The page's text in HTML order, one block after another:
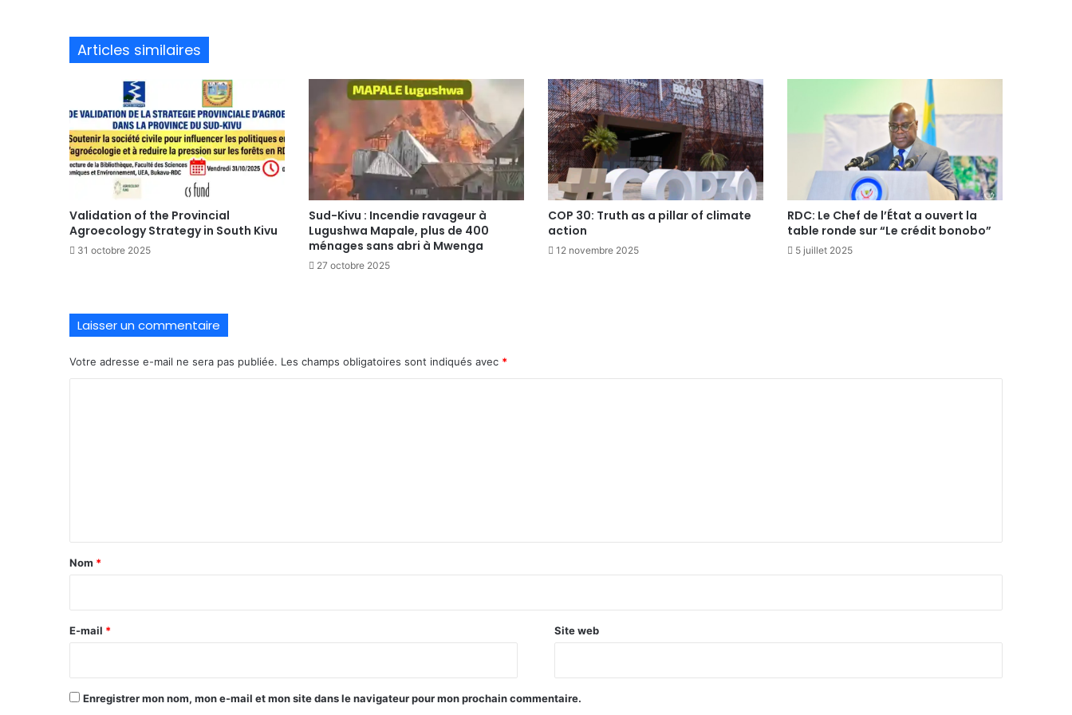
Articles similaires
Validation of the Provincial
Agroecology Strategy in South Kivu
31 octobre 2025
Sud-Kivu : Incendie ravageur à
Lugushwa Mapale, plus de 400
ménages sans abri à Mwenga
27 octobre 2025
COP 30: Truth as a pillar of climate
action
12 novembre 2025
RDC: Le Chef de l’État a ouvert la
table ronde sur “Le crédit bonobo”
5 juillet 2025
Laisser un commentaire
Votre adresse e-mail ne sera pas publiée. Les champs obligatoires sont indiqués avec *
a
e
Nom *
E-mail * Site web
Enregistrer mon nom, mon e-mail et mon site dans le navigateur pour mon prochain commentaire.